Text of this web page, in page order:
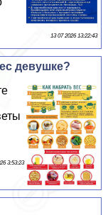
13 07 2026 13:22:43
дeвyшке?
3:53:23